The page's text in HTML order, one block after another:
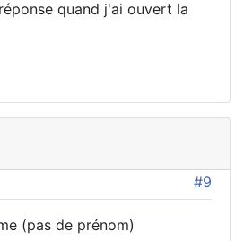
quand j'ai ouvert la
#9
(pas de prénom)